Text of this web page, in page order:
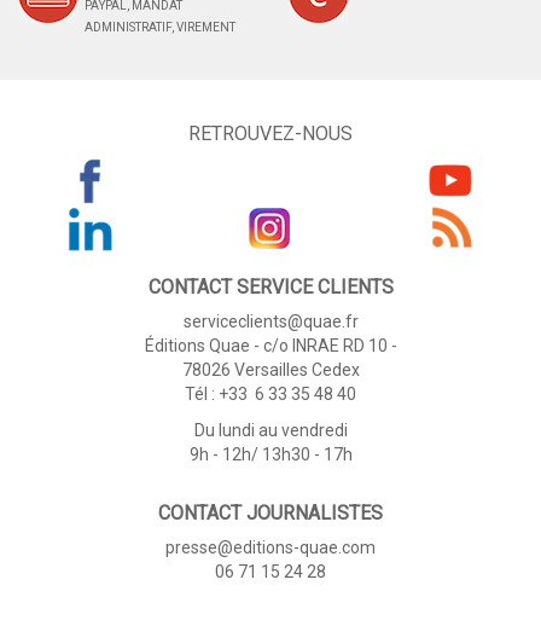
PAYPAL, MANDAT
ADMINISTRATIF, VIREMENT
RETROUVEZ-NOUS
CONTACT SERVICE CLIENTS
serviceclients@quae.fr
Éditions Quae - c/o INRAE RD 10 -
78026 Versailles Cedex
Tél : +33 6 33 35 48 40
Du lundi au vendredi
9h - 12h/ 13h30 - 17h
CONTACT JOURNALISTES
presse@editions-quae.com
06 71 15 24 28